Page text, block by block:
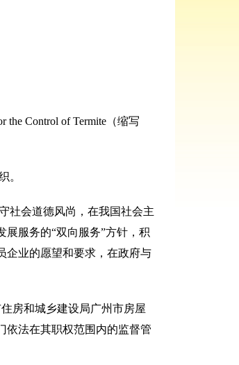
Control of Termite（缩写
。
社会道德风尚，在我国社会主
服务的“双向服务”方针，积
企业的愿望和要求，在政府与
房和城乡建设局广州市房屋
依法在其职权范围内的监督管